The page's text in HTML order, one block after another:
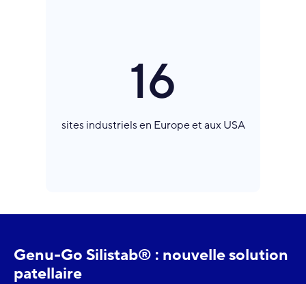
16
sites industriels en Europe et aux USA
Genu-Go Silistab® : nouvelle solution
patellaire